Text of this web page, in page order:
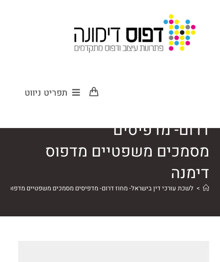
תפריט ניווט
דרום- מדפיסים
מסמכים משפטיים מדפוס
דימנה
> לשכת עורכי דין בישראל- מחוז דרום- מדפיסים מסמכים משפטיים מדפוס